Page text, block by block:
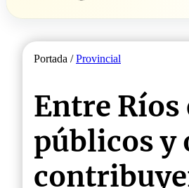
Portada /Provincial
Entre
públicos y